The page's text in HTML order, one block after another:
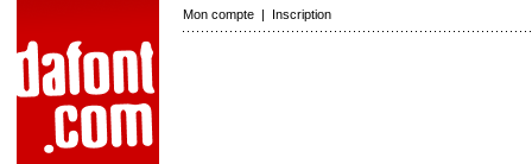
Mon compte | Inscription